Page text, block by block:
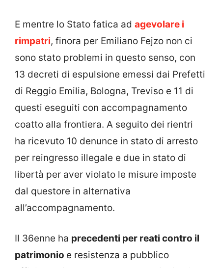
E mentre lo Stato fatica ad agevolare i
rimpatri, finora per Emiliano Fejzo non ci
sono stato problemi in questo senso, con
13 decreti di espulsione emessi dai Prefetti
di Reggio Emilia, Bologna, Treviso e 11 di
questi eseguiti con accompagnamento
coatto alla frontiera. A seguito dei rientri
ha ricevuto 10 denunce in stato di arresto
per reingresso illegale e due in stato di
libertà per aver violato le misure imposte
dal questore in alternativa
all’accompagnamento.
Il 36enne ha precedenti per reati contro il
patrimonio e resistenza a pubblico